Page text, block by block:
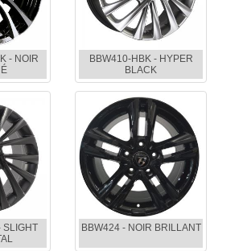
- NOIR
BBW410-HBK - HYPER
BLACK
SLIGHT
BBW424 - NOIR BRILLANT